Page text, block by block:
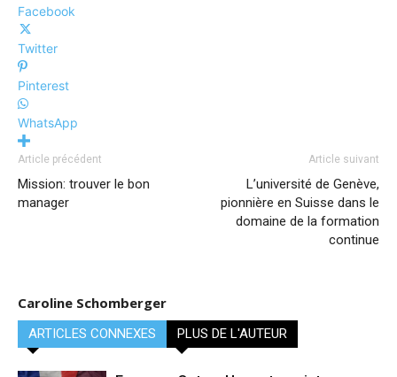
Facebook
Twitter
Pinterest
WhatsApp
Article précédent
Mission: trouver le bon
manager
Article suivant
L’université de Genève,
pionnière en Suisse dans le
domaine de la formation
continue
Caroline Schomberger
ARTICLES CONNEXES PLUS DE L'AUTEUR